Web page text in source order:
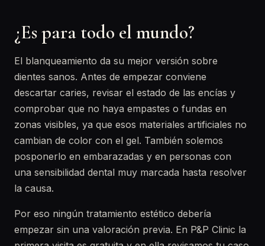
¿Es para todo el mundo?
El blanqueamiento da su mejor versión sobre
dientes sanos. Antes de empezar conviene
descartar caries, revisar el estado de las encías y
comprobar que no haya empastes o fundas en
zonas visibles, ya que esos materiales artificiales no
cambian de color con el gel. También solemos
posponerlo en embarazadas y en personas con
una sensibilidad dental muy marcada hasta resolver
la causa.
Por eso ningún tratamiento estético debería
empezar sin una valoración previa. En P&P Clinic la